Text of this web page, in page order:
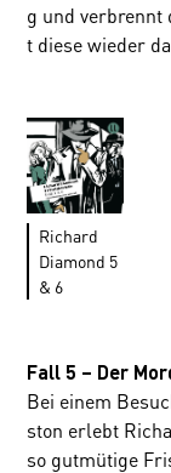
g und verbrennt
t diese wieder
Richard
Diamond 5
& 6
Fall 5 – Der
Bei einem
ston erlebt
so gutmütige